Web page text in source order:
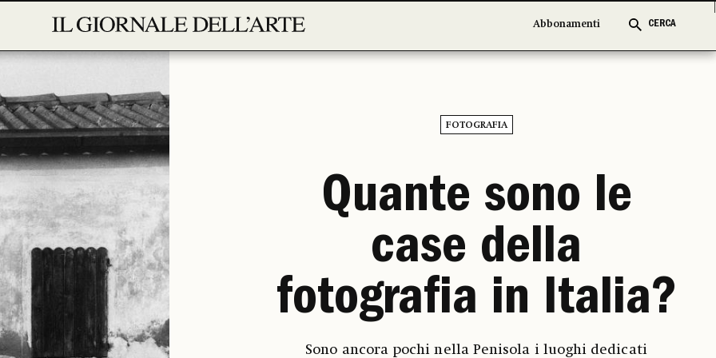
Abbonamenti CERCA
Abbonamenti CERCA
FOTOGRAFIA
Quante sono le
case della
fotografia in Italia?
Sono ancora pochi nella Penisola i luoghi dedicati